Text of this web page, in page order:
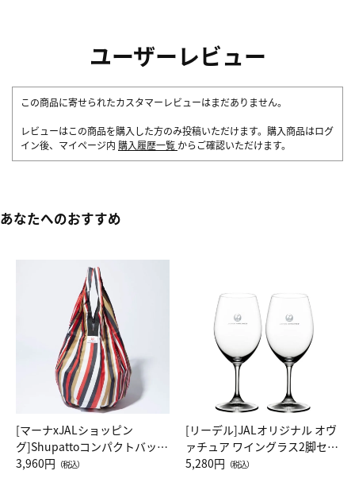
ユーザーレビュー
この商品に寄せられたカスタマーレビューはまだありません。
レビューはこの商品を購入した方のみ投稿いただけます。購入商品はログ
イン後、マイページ内 購入履歴一覧 からご確認いただけます。
あなたへのおすすめ
[マーナxJALショッピン
グ]Shupattoコンパクトバッグ
Drop JAL客室乗務員（LC）ス
3,960円 （税込）
[リーデル]JALオリジナル オヴ
ァチュア ワイングラス2脚セッ
ト（レッドワイン）
5,280円 （税込）